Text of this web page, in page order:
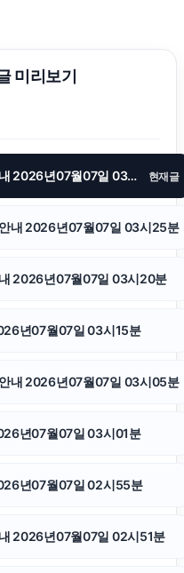
용인형사전문변호사
상간소송
서초이혼전문변호사
미리보기
구리하수구막힘 사전 점검 안내 2026년07월07일 03시30분 현재글
내 2026년07월07일 03시25분
2026년07월07일 03시20분
년07월07일 03시15분
내 2026년07월07일 03시05분
년07월07일 03시01분
년07월07일 02시55분
2026년07월07일 02시51분